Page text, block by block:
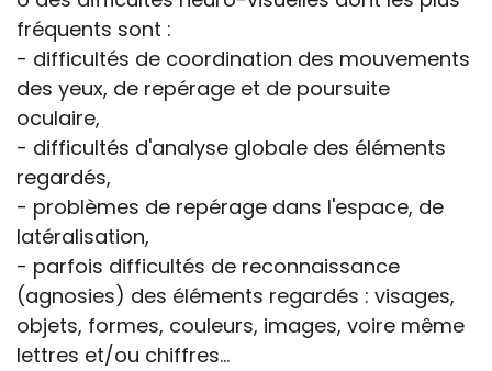
fréquents sont :
- difficultés de coordination des mouvements
des yeux, de repérage et de poursuite
oculaire,
- difficultés d'analyse globale des éléments
regardés,
- problèmes de repérage dans l'espace, de
latéralisation,
- parfois difficultés de reconnaissance
(agnosies) des éléments regardés : visages,
objets, formes, couleurs, images, voire même
lettres et/ou chiffres...